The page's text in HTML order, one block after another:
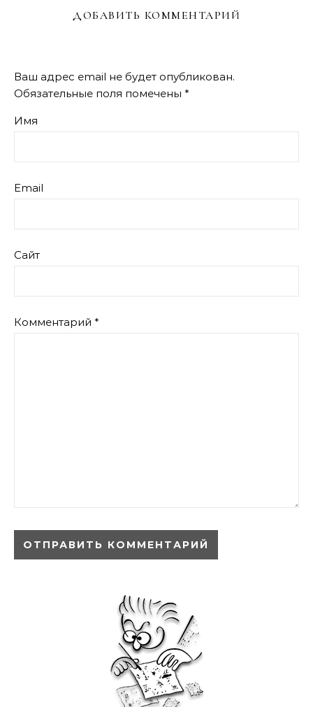
ДОБАВИТЬ КОММЕНТАРИЙ
Ваш адрес email не будет опубликован.
Обязательные поля помечены *
Имя
Email
Сайт
Комментарий *